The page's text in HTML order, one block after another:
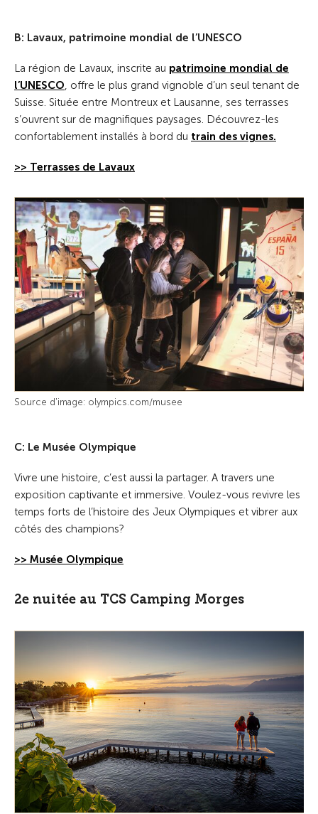
B: Lavaux, patrimoine mondial de l’UNESCO
La région de Lavaux, inscrite au patrimoine mondial de
l’UNESCO , offre le plus grand vignoble d’un seul tenant de
Suisse. Située entre Montreux et Lausanne, ses terrasses
s’ouvrent sur de magnifiques paysages. Découvrez-les
confortablement installés à bord du train des vignes.
>> Terrasses de Lavaux
Source d'image: olympics.com/musee
C: Le Musée Olympique
Vivre une histoire, c’est aussi la partager. A travers une
exposition captivante et immersive. Voulez-vous revivre les
temps forts de l’histoire des Jeux Olympiques et vibrer aux
côtés des champions?
>> Musée Olympique
2e nuitée au TCS Camping Morges